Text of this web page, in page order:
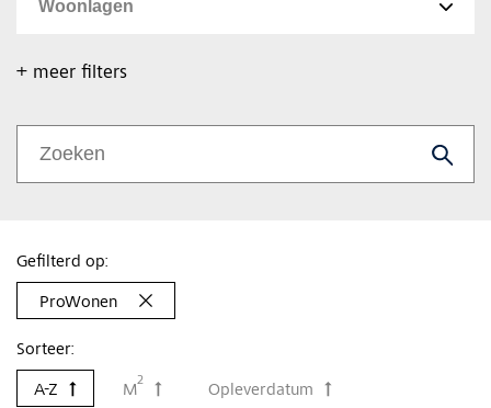
+ meer filters
Gefilterd op:
ProWonen
Sorteer:
A-Z M
2
Opleverdatum